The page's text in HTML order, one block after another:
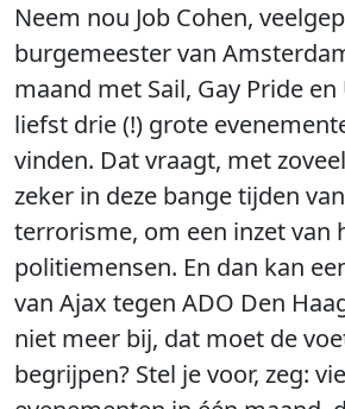
Neem nou Job Cohen,
burgemeester van
maand met Sail, Gay Pride
liefst drie (!) grote
vinden. Dat vraagt, met
zeker in deze bange tijden
terrorisme, om een inzet van
politiemensen. En dan kan
van Ajax tegen ADO Den
niet meer bij, dat moet de
begrijpen? Stel je voor, zeg: